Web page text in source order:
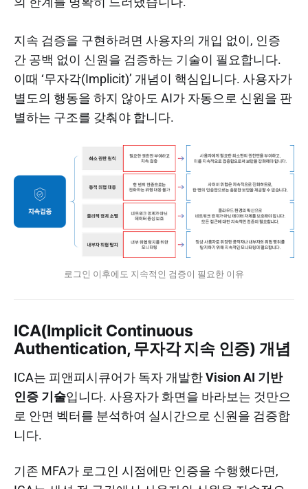
지속 검증을 구현하려면 사용자의 개입 없이, 인증
간 공백 없이 신원을 검증하는 기술이 필요합니다.
이때 ‘무자각(Implicit)’ 개념이 핵심입니다. 사용자가
별도의 행동을 하지 않아도 AI가 자동으로 신원을 판
별하는 구조를 갖춰야 합니다.
로그인 이후에도 지속적인 검증이 필요한 이유
ICA(Implicit Continuous
Authentication, 무자각 지속 인증) 개념
ICA는 피앤피시큐어가 독자 개발한Vision AI 기반
인증 기술입니다. 사용자가 화면을 바라보는 것만으
로 안면 벡터를 분석하여 실시간으로 신원을 검증합
니다.
기존 MFA가 로그인 시점에만 인증을 수행했다면,